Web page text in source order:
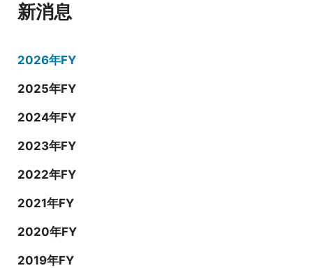
新消息
2026年FY
2025年FY
2024年FY
2023年FY
2022年FY
2021年FY
2020年FY
2019年FY